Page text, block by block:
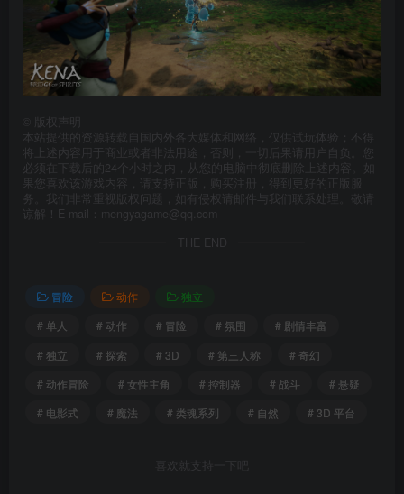
版权声明
本站提供的资源转载自国内外各大媒体和网络，仅供试玩体验；不得
将上述内容用于商业或者非法用途，否则，一切后果请用户自负。您
必须在下载后的24个小时之内，从您的电脑中彻底删除上述内容。如
果您喜欢该游戏内容，请支持正版，购买注册，得到更好的正版服
务。我们非常重视版权问题，如有侵权请邮件与我们联系处理。敬请
谅解！E-mail：mengyagame@qq.com
THE END
冒险 动作
独立
# 单人
# 动作 # 冒险 # 氛围
# 剧情丰富
# 独立
# 探索 # 3D # 第三人称
# 奇幻
# 动作冒险
# 女性主角 # 控制器 # 战斗
# 悬疑
# 电影式
# 魔法 # 类魂系列 # 自然 # 3D 平台
喜欢就支持一下吧